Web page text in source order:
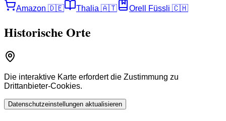
Amazon 🇩🇪 Thalia 🇦🇹 Orell Füssli 🇨🇭
Historische Orte
Die interaktive Karte erfordert die Zustimmung zu
Drittanbieter-Cookies.
Datenschutzeinstellungen aktualisieren